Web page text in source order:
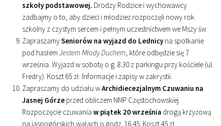
szkoły podstawowej. Drodzy Rodzice i wychowawcy
zadbajmy o to, aby dzieci i młodzież rozpoczęli nowy rok
szkolny z czystym sercem i pełnym uczestnictwem we Mszy św.
ZapraszamySeniorów na wyjazd do Lednicy na spotkanie
pod hasłem Jestem Młody Duchem, które odbędzie się 7
września. Wyjazd w sobotę o g. 8.30 z parkingu przy kościele (ul.
Fredry). Koszt 65 zł. Informacje i zapisy w zakrystii.
Zapraszamy do udziału wArchidiecezjalnym Czuwaniu na
Jasnej Górze przed obliczem NMP Częstochowskiej.
Rozpoczęcie czuwania w piątek 20 września drogą krzyżową
na jasnogórskich wałach o godz. 16.45. Koszt 45 zł.